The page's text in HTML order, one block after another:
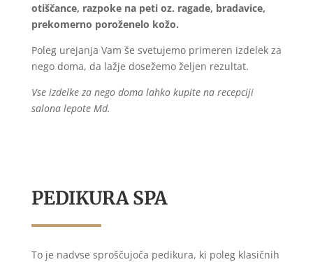
otiščance, razpoke na peti oz. ragade, bradavice,
prekomerno poroženelo kožo.
Poleg urejanja Vam še svetujemo primeren izdelek za
nego doma, da lažje dosežemo željen rezultat.
Vse izdelke za nego doma lahko kupite na recepciji
salona lepote Md.
PEDIKURA SPA
To je nadvse sproščujoča pedikura, ki poleg klasičnih